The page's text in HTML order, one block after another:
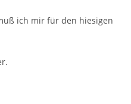
ich mir für den hiesigen